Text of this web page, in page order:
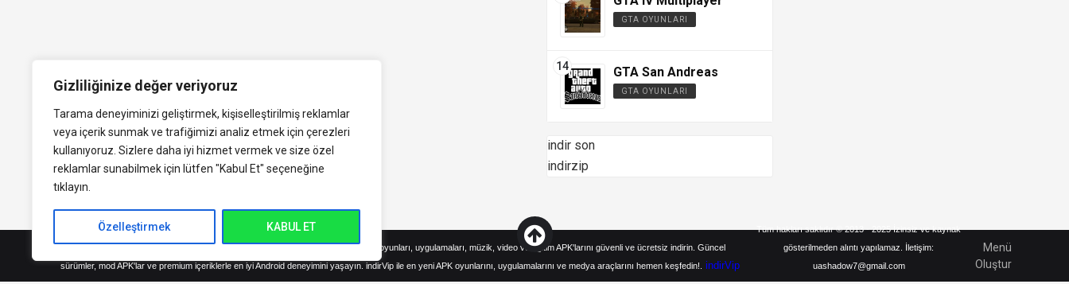
Gizliliğinize değer veriyoruz
Tarama deneyiminizi geliştirmek, kişiselleştirilmiş reklamlar
veya içerik sunmak ve trafiğimizi analiz etmek için çerezleri
kullanıyoruz. Sizlere daha iyi hizmet vermek ve size özel
reklamlar sunabilmek için lütfen "Kabul Et" seçeneğine
tıklayın.
Özelleştirmek KABUL ET
GTA OYUNLARI
GTA San Andreas
GTA OYUNLARI
indir son
indirzip
indirVip.com, en güvenilir ve hızlı APK indirme platformudur! En popüler Android oyunları, uygulamaları, müzik, video ve eğitim APK'larını güvenli ve ücretsiz indirin. Güncel
sürümler, mod APK'lar ve premium içeriklerle en iyi Android deneyimini yaşayın. indirVip ile en yeni APK oyunlarını, uygulamalarını ve medya araçlarını hemen keşfedin!.
indirVip
Tüm hakları saklıdır © 2013 - 2025 İzinsiz ve kaynak
gösterilmeden alıntı yapılamaz. İletişim:
uashadow7@gmail.com
Menü
Oluştur